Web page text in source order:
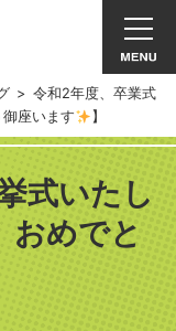
> 令和2年度、卒業式
座います
】
式いたし
おめでと